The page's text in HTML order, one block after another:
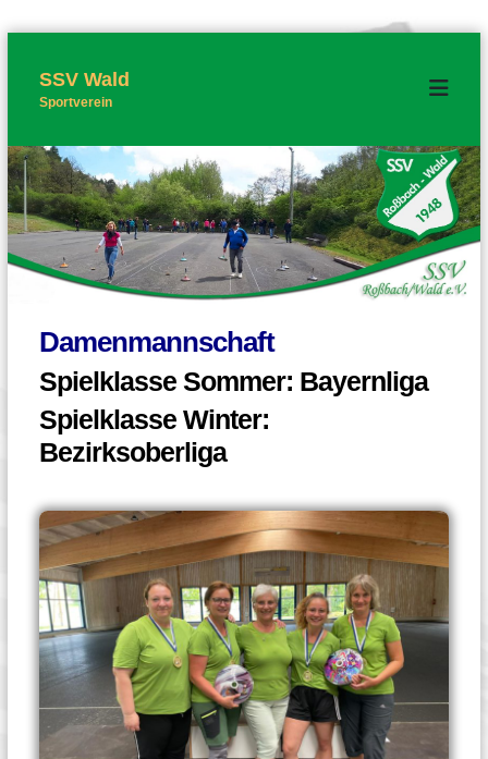
l
t
s
p
r
i
n
g
SSV Wald
Sportverein
Damenmannschaft
Spielklasse Sommer: Bayernliga
Spielklasse Winter:
Bezirksoberliga